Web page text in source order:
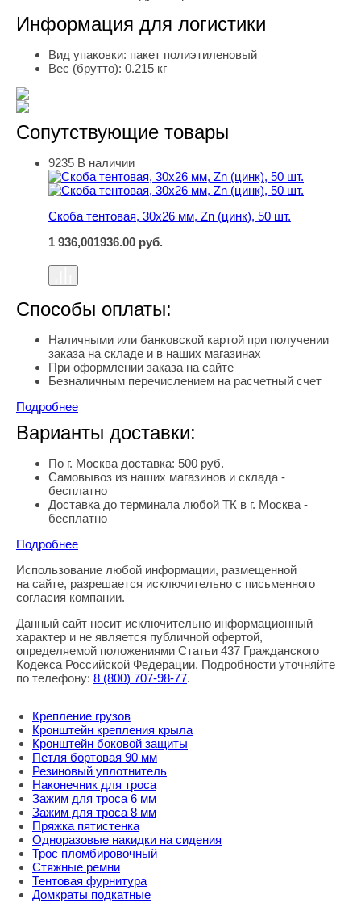
Информация для логистики
Вид упаковки: пакет полиэтиленовый
Вес (брутто): 0.215 кг
Сопутствующие товары
Скоба тентовая, 30х26 мм, Zn (цинк), 50 шт.
9235 В наличии
Скоба тентовая, 30х26 мм, Zn (цинк), 50 шт.
1 936,001936.00 руб.
Способы оплаты:
Наличными или банковской картой при получении
заказа на складе и в наших магазинах
При оформлении заказа на сайте
Безналичным перечислением на расчетный счет
Подробнее
Варианты доставки:
По г. Москва доставка: 500 руб.
Самовывоз из наших магазинов и склада -
бесплатно
Доставка до терминала любой ТК в г. Москва -
бесплатно
Подробнее
Правовая информация
Использование любой информации, размещенной
на сайте, разрешается исключительно с письменного
согласия компании.
Данный сайт носит исключительно информационный
характер и не является публичной офертой,
определяемой положениями Статьи 437 Гражданского
Кодекса Российской Федерации. Подробности уточняйте
по телефону: 8 (800) 707-98-77.
Крепление грузов
Кронштейн крепления крыла
Кронштейн боковой защиты
Петля бортовая 90 мм
Резиновый уплотнитель
Наконечник для троса
Зажим для троса 6 мм
Зажим для троса 8 мм
Пряжка пятистенка
Одноразовые накидки на сидения
Трос пломбировочный
Стяжные ремни
Тентовая фурнитура
Домкраты подкатные